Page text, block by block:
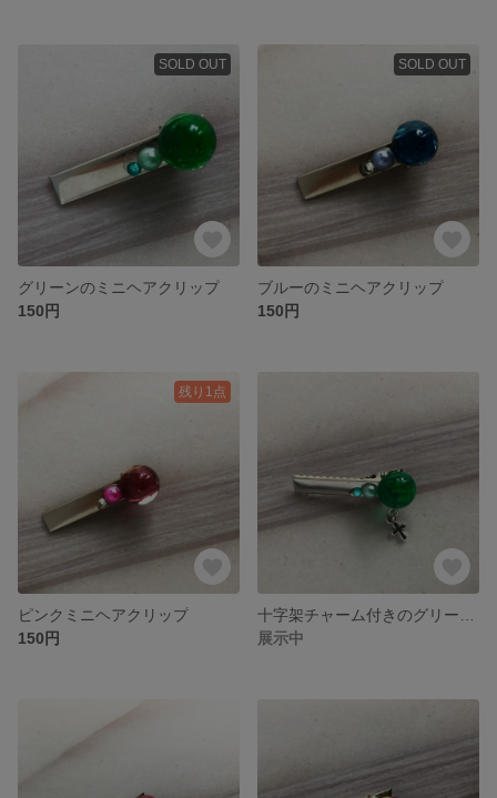
SOLD OUT
グリーンのミニヘアクリップ
150円
SOLD OUT
ブルーのミニヘアクリップ
150円
残り1点
ピンクミニヘアクリップ
150円
展示中